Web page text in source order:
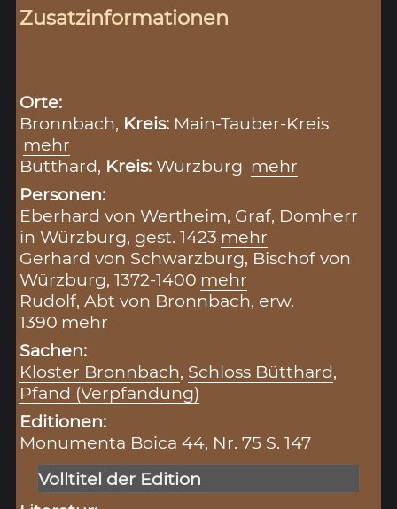
Zusatzinformationen
Orte:
Bronnbach, Kreis: Main-Tauber-Kreis
mehr
Bütthard, Kreis:Würzburg mehr
Personen:
Eberhard von Wertheim, Graf, Domherr
in Würzburg, gest. 1423 mehr
Gerhard von Schwarzburg, Bischof von
Würzburg, 1372-1400 mehr
Rudolf, Abt von Bronnbach, erw.
1390 mehr
Sachen:
Kloster Bronnbach, Schloss Bütthard,
Pfand (Verpfändung)
Editionen:
Monumenta Boica 44, Nr. 75 S. 147
Volltitel der Edition